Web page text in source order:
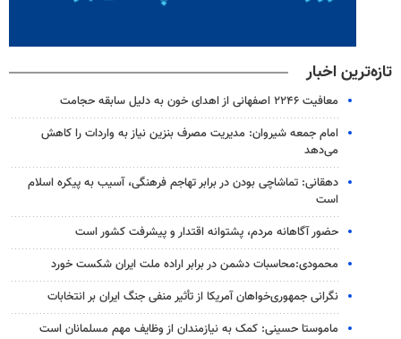
تازه‌ترین اخبار
معافیت ۲۲۴۶ اصفهانی از اهدای خون به دلیل سابقه حجامت
امام جمعه شیروان: مدیریت مصرف بنزین نیاز به واردات را کاهش
می‌دهد
دهقانی: تماشاچی بودن در برابر تهاجم فرهنگی، آسیب به پیکره اسلام
است
حضور آگاهانه مردم، پشتوانه اقتدار و پیشرفت کشور است
محمودی:محاسبات دشمن در برابر اراده ملت ایران شکست خورد
نگرانی جمهوری‌خواهان آمریکا از تأثیر منفی جنگ ایران بر انتخابات
ماموستا حسینی: کمک به نیازمندان از وظایف مهم مسلمانان است